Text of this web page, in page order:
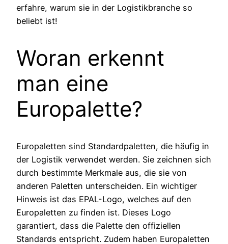
erfahre, warum sie in der Logistikbranche so
beliebt ist!
Woran erkennt
man eine
Europalette?
Europaletten sind Standardpaletten, die häufig in
der Logistik verwendet werden. Sie zeichnen sich
durch bestimmte Merkmale aus, die sie von
anderen Paletten unterscheiden. Ein wichtiger
Hinweis ist das EPAL-Logo, welches auf den
Europaletten zu finden ist. Dieses Logo
garantiert, dass die Palette den offiziellen
Standards entspricht. Zudem haben Europaletten